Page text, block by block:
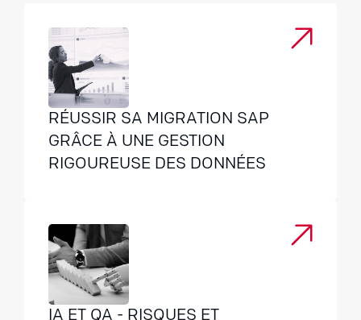
RÉUSSIR SA MIGRATION SAP
GRÂCE À UNE GESTION
RIGOUREUSE DES DONNÉES
IA ET QA - RISQUES ET